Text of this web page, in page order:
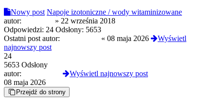
Nowy post Napoje izotoniczne / wody witaminizowane
autor:
» 22 września 2018
Odpowiedzi: 24 Odsłony: 5653
Ostatni post autor:
« 08 maja 2026
Wyświetl
najnowszy post
24
5653 Odsłony
autor:
Wyświetl najnowszy post
08 maja 2026
Przejdź do strony